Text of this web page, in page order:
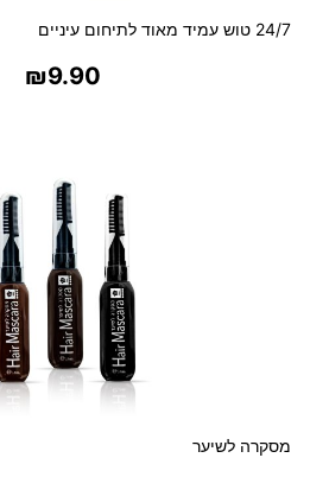
24/7 טוש עמיד מאוד לתיחום עיניים
₪9.90
מסקרה לשיער